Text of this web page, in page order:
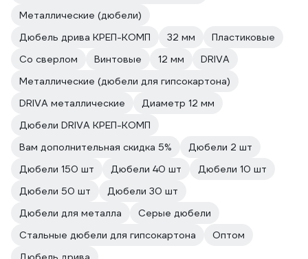
Металлические (дюбели)
Дюбель дрива КРЕП-КОМП
32 мм
Пластиковые
Со сверлом
Винтовые 12 мм
DRIVA
Металлические (дюбели для гипсокартона)
DRIVA металлические
Диаметр 12 мм
Дюбели DRIVA КРЕП-КОМП
Вам дополнительная скидка 5%
Дюбели 2 шт
Дюбели 150 шт
Дюбели 40 шт
Дюбели 10 шт
Дюбели 50 шт
Дюбели 30 шт
Дюбели для металла
Серые дюбели
Стальные дюбели для гипсокартона
Оптом